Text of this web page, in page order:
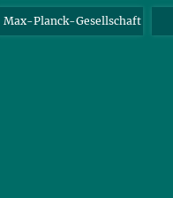
Max-Planck-Gesellschaft